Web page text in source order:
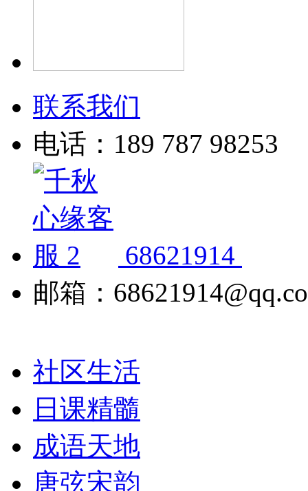
联系我们
电话：189 787 98253
68621914
邮箱：
社区生活
日课精髓
成语天地
唐弦宋韵